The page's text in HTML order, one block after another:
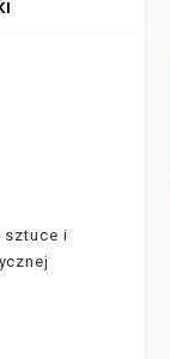
sztuce i